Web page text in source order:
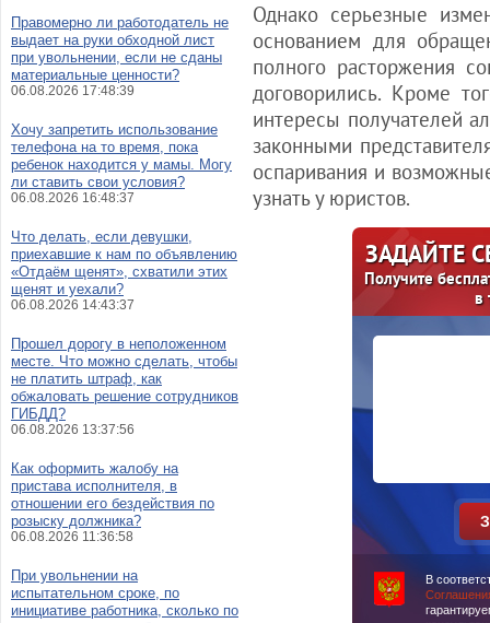
Однако серьезные
основанием для
полного расторжения
договорились. Кроме
интересы получателей
законными
оспаривания и
узнать у юристов.
ЗАДАЙТЕ
Получите
в
В
Правомерно ли работодатель не
выдает на руки обходной лист
при увольнении, если не сданы
материальные ценности?
06.08.2026 17:48:39
Хочу запретить использование
телефона на то время, пока
ребенок находится у мамы. Могу
ли ставить свои условия?
06.08.2026 16:48:37
Что делать, если девушки,
приехавшие к нам по объявлению
«Отдаём щенят», схватили этих
щенят и уехали?
06.08.2026 14:43:37
Прошел дорогу в неположенном
месте. Что можно сделать, чтобы
не платить штраф, как
обжаловать решение сотрудников
ГИБДД?
06.08.2026 13:37:56
Как оформить жалобу на
пристава исполнителя, в
отношении его бездействия по
розыску должника?
06.08.2026 11:36:58
При увольнении на
испытательном сроке, по
инициативе работника, сколько по